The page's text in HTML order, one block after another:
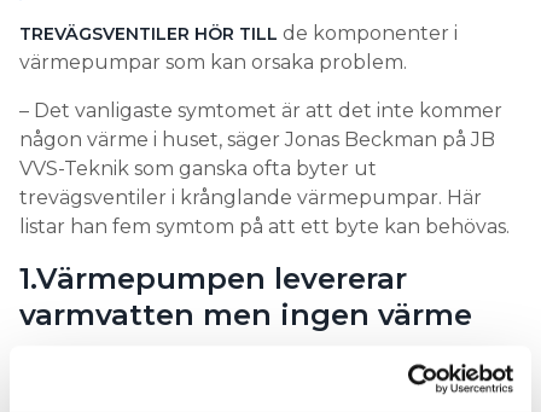
TREVÄGSVENTILER HÖR TILL de komponenter i
värmepumpar som kan orsaka problem.
– Det vanligaste symtomet är att det inte kommer
någon värme i huset, säger Jonas Beckman på JB
VVS-Teknik som ganska ofta byter ut
trevägsventiler i krånglande värmepumpar. Här
listar han fem symtom på att ett byte kan behövas.
1.Värmepumpen levererar
varmvatten men ingen värme
Det här kan bero på att trevägsventilen, som